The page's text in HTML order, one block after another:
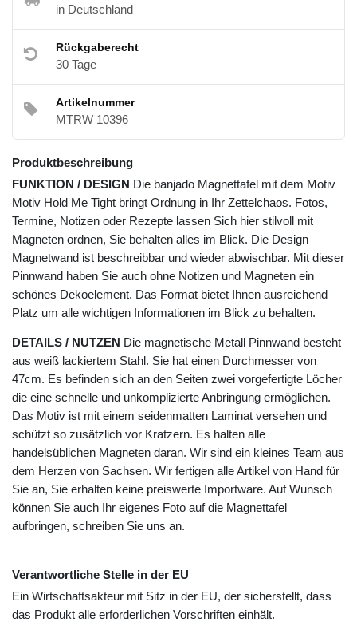
in Deutschland
Rückgaberecht
30 Tage
Artikelnummer
MTRW 10396
Produktbeschreibung
FUNKTION / DESIGN Die banjado Magnettafel mit dem Motiv
Motiv Hold Me Tight bringt Ordnung in Ihr Zettelchaos. Fotos,
Termine, Notizen oder Rezepte lassen Sich hier stilvoll mit
Magneten ordnen, Sie behalten alles im Blick. Die Design
Magnetwand ist beschreibbar und wieder abwischbar. Mit dieser
Pinnwand haben Sie auch ohne Notizen und Magneten ein
schönes Dekoelement. Das Format bietet Ihnen ausreichend
Platz um alle wichtigen Informationen im Blick zu behalten.
DETAILS / NUTZEN Die magnetische Metall Pinnwand besteht
aus weiß lackiertem Stahl. Sie hat einen Durchmesser von
47cm. Es befinden sich an den Seiten zwei vorgefertigte Löcher
die eine schnelle und unkomplizierte Anbringung ermöglichen.
Das Motiv ist mit einem seidenmatten Laminat versehen und
schützt so zusätzlich vor Kratzern. Es halten alle
handelsüblichen Magneten daran. Wir sind ein kleines Team aus
dem Herzen von Sachsen. Wir fertigen alle Artikel von Hand für
Sie an, Sie erhalten keine preiswerte Importware. Auf Wunsch
können Sie auch Ihr eigenes Foto auf die Magnettafel
aufbringen, schreiben Sie uns an.
Verantwortliche Stelle in der EU
Ein Wirtschaftsakteur mit Sitz in der EU, der sicherstellt, dass
das Produkt alle erforderlichen Vorschriften einhält.